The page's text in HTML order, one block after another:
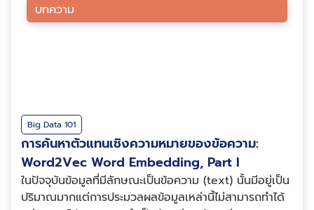
บทความ
Big Data 101
การค้นหาตัวแทนเชิงความหมายของข้อความ:
Word2Vec Word Embedding, Part I
ในปัจจุบันข้อมูลที่มีลักษณะเป็นข้อความ (text) นั้นมีอยู่เป็น
ปริมาณมากแต่การประมวลผลข้อมูลเหล่านี้ไม่สามารถทำได้